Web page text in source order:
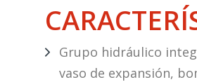
Grupo hidráulico
vaso de expansión,